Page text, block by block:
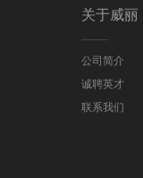
关于威丽
公司简介
诚聘英才
联系我们